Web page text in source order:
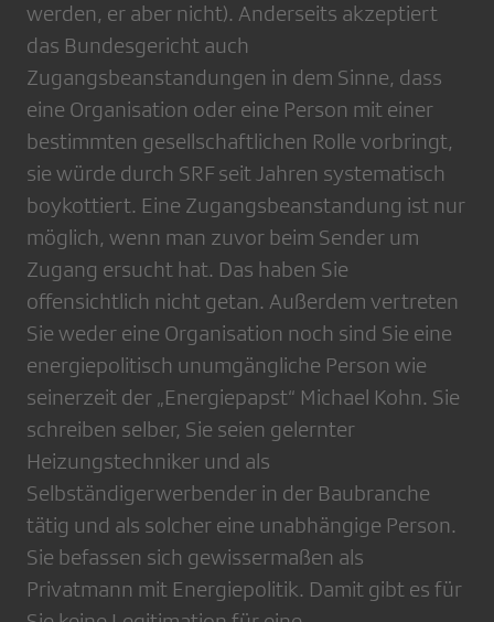
werden, er aber nicht). Anderseits akzeptiert
das Bundesgericht auch
Zugangsbeanstandungen in dem Sinne, dass
eine Organisation oder eine Person mit einer
bestimmten gesellschaftlichen Rolle vorbringt,
sie würde durch SRF seit Jahren systematisch
boykottiert. Eine Zugangsbeanstandung ist nur
möglich, wenn man zuvor beim Sender um
Zugang ersucht hat. Das haben Sie
offensichtlich nicht getan. Außerdem vertreten
Sie weder eine Organisation noch sind Sie eine
energiepolitisch unumgängliche Person wie
seinerzeit der „Energiepapst“ Michael Kohn. Sie
schreiben selber, Sie seien gelernter
Heizungstechniker und als
Selbständigerwerbender in der Baubranche
tätig und als solcher eine unabhängige Person.
Sie befassen sich gewissermaßen als
Privatmann mit Energiepolitik. Damit gibt es für